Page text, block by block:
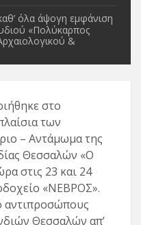
όλα άψογη εμφάνιση
«Πολύκαρπος
&
στο
των
– Αντάμωμα της
Θεσσαλών «Ο
στις 23 και 24
«ΝΕΒΡΟΣ».
αντιπροσώπους
Θεσσαλών απ’